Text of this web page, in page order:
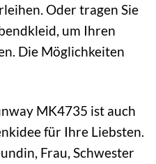
Oder tragen Sie
um Ihren
Die Möglichkeiten
MK4735 ist auch
für Ihre Liebsten.
Frau, Schwester